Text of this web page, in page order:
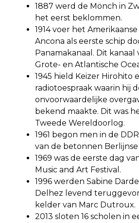
1887 werd de Mönch in
het eerst beklommen.
1914 voer het
Ancona als eerste schip
Panamakanaal. Dit
Grote- en Atlantische
1945 hield Keizer Hirohito
radiotoespraak waarin hij
onvoorwaardelijke
bekend maakte. Dit was
Tweede Wereldoorlog.
1961 begon men in de
van de betonnen
1969 was de eerste dag
Music and Art Festival.
1996 werden Sabine
Delhez levend
kelder van Marc Dutroux.
2013 sloten 16 scholen in